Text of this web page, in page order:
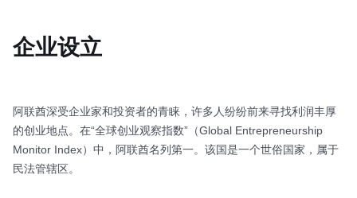
企业设立
阿联酋深受企业家和投资者的青睐，许多人纷纷前来寻找利润丰厚
的创业地点。在“全球创业观察指数”（Global Entrepreneurship
Monitor Index）中，阿联酋名列第一。该国是一个世俗国家，属于
民法管辖区。